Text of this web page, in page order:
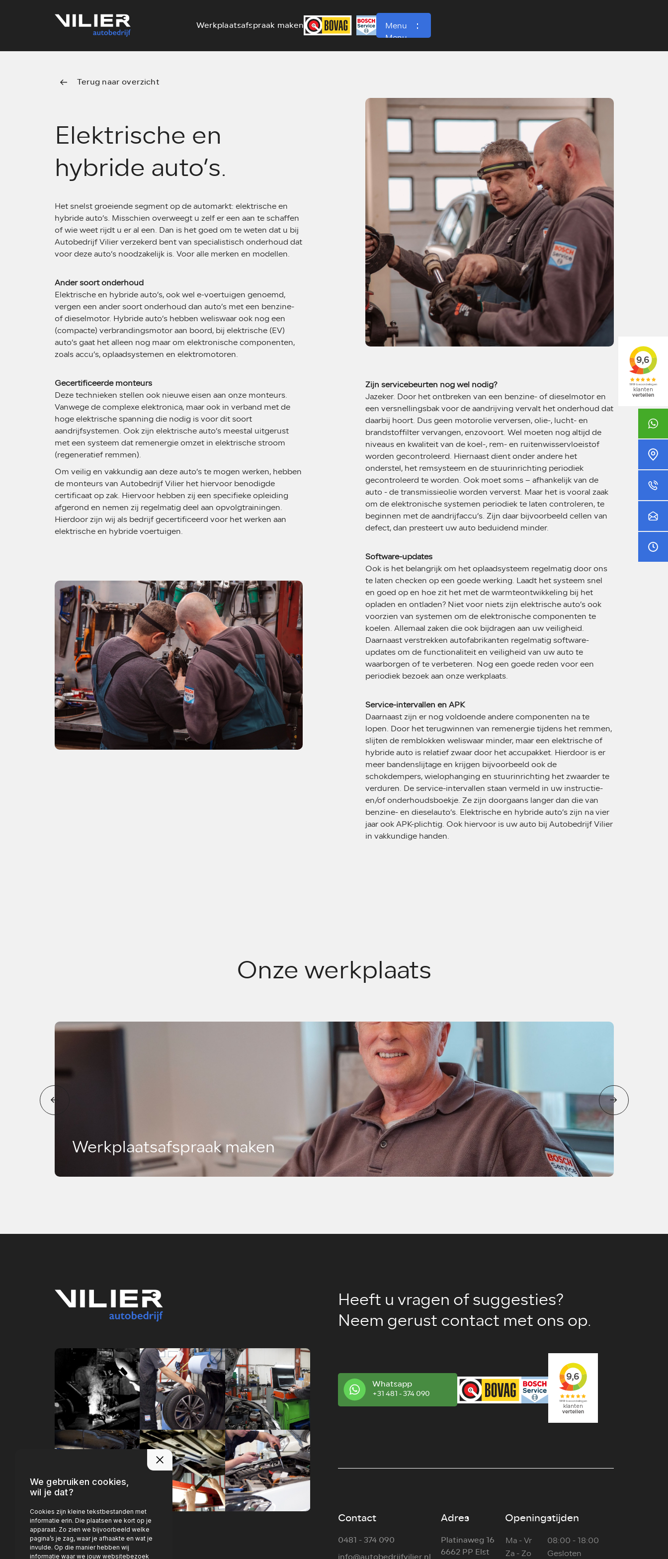
Werkplaatsafspraak maken
Menu
Menu
Over ons
Contact
Vacatures
Verkoop
+31
0481
Ma - Vr
Za - Zo
Terug naar overzicht
Elektrische en
hybride auto’s.
Het snelst groeiende segment op de automarkt: elektrische en
hybride auto’s. Misschien overweegt u zelf er een aan te schaffen
of wie weet rijdt u er al een. Dan is het goed om te weten dat u bij
Autobedrijf Vilier verzekerd bent van specialistisch onderhoud dat
voor deze auto’s noodzakelijk is. Voor alle merken en modellen.
Ander soort onderhoud
Elektrische en hybride auto’s, ook wel e-voertuigen genoemd,
vergen een ander soort onderhoud dan auto’s met een benzine-
of dieselmotor. Hybride auto’s hebben weliswaar ook nog een
(compacte) verbrandingsmotor aan boord, bij elektrische (EV)
auto’s gaat het alleen nog maar om elektronische componenten,
zoals accu’s, oplaadsystemen en elektromotoren.
Gecertificeerde monteurs
Deze technieken stellen ook nieuwe eisen aan onze monteurs.
Vanwege de complexe elektronica, maar ook in verband met de
hoge elektrische spanning die nodig is voor dit soort
aandrijfsystemen. Ook zijn elektrische auto’s meestal uitgerust
met een systeem dat remenergie omzet in elektrische stroom
(regeneratief remmen).
Om veilig en vakkundig aan deze auto’s te mogen werken, hebben
de monteurs van Autobedrijf Vilier het hiervoor benodigde
certificaat op zak. Hiervoor hebben zij een specifieke opleiding
afgerond en nemen zij regelmatig deel aan opvolgtrainingen.
Hierdoor zijn wij als bedrijf gecertificeerd voor het werken aan
elektrische en hybride voertuigen.
Zijn servicebeurten nog wel nodig?
Jazeker. Door het ontbreken van een benzine- of dieselmotor en
een versnellingsbak voor de aandrijving vervalt het onderhoud dat
daarbij hoort. Dus geen motorolie verversen, olie-, lucht- en
brandstoffilter vervangen, enzovoort. Wel moeten nog altijd de
niveaus en kwaliteit van de koel-, rem- en ruitenwisservloeistof
worden gecontroleerd. Hiernaast dient onder andere het
onderstel, het remsysteem en de stuurinrichting periodiek
gecontroleerd te worden. Ook moet soms – afhankelijk van de
auto - de transmissieolie worden ververst. Maar het is vooral zaak
om de elektronische systemen periodiek te laten controleren, te
beginnen met de aandrijfaccu’s. Zijn daar bijvoorbeeld cellen van
defect, dan presteert uw auto beduidend minder.
Software-updates
Ook is het belangrijk om het oplaadsysteem regelmatig door ons
te laten checken op een goede werking. Laadt het systeem snel
en goed op en hoe zit het met de warmteontwikkeling bij het
opladen en ontladen? Niet voor niets zijn elektrische auto’s ook
voorzien van systemen om de elektronische componenten te
koelen. Allemaal zaken die ook bijdragen aan uw veiligheid.
Daarnaast verstrekken autofabrikanten regelmatig software-
updates om de functionaliteit en veiligheid van uw auto te
waarborgen of te verbeteren. Nog een goede reden voor een
periodiek bezoek aan onze werkplaats.
Service-intervallen en APK
Daarnaast zijn er nog voldoende andere componenten na te
lopen. Door het terugwinnen van remenergie tijdens het remmen,
slijten de remblokken weliswaar minder, maar een elektrische of
hybride auto is relatief zwaar door het accupakket. Hierdoor is er
meer bandenslijtage en krijgen bijvoorbeeld ook de
schokdempers, wielophanging en stuurinrichting het zwaarder te
verduren. De service-intervallen staan vermeld in uw instructie-
en/of onderhoudsboekje. Ze zijn doorgaans langer dan die van
benzine- en dieselauto’s. Elektrische en hybride auto’s zijn na vier
jaar ook APK-plichtig. Ook hiervoor is uw auto bij Autobedrijf Vilier
in vakkundige handen.
Onze werkplaats
Werkplaatsafspraak maken
Heeft u vragen of suggesties?
Neem gerust contact met ons op.
Whatsapp
+31 481 - 374 090
Contact
0481 - 374 090
Adres
Platinaweg 16
6662 PP Elst
Openingstijden
Ma - Vr
08:00 - 18:00
Za - Zo
Gesloten
We gebruiken cookies,
wil je dat?
Cookies zijn kleine tekstbestanden met
informatie erin. Die plaatsen we kort op je
apparaat. Zo zien we bijvoorbeeld welke
pagina’s je zag, waar je afhaakte en wat je
invulde. Op die manier hebben wij
informatie waar we jouw websitebezoek